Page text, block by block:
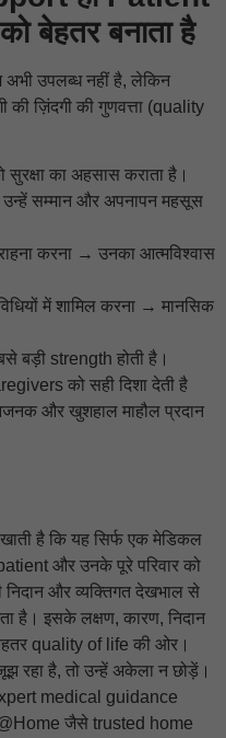
बेहतर बनाता है
उपलब्ध नहीं है, लेकिन
की ज़िंदगी की गुणवत्ता (quality
सुरक्षा का अहसास कराता है।
उन्हें सम्मान और अपनापन महसूस
करना → उनका आत्मविश्वास
में शामिल करना → मानसिक
बड़ी strength होती है।
को सही दिशा देती है
और खुशहाल माहौल प्रदान
है कि यह सिर्फ एक मेडिकल
और उनके पूरे परिवार को
निदान और व्यक्तिगत देखभाल से
है। इसके लक्षण, कारण, निदान
quality of life की ओर।
रहा है, तो उन्हें अकेला न छोड़ें।
medical guidance
जैसे trusted home